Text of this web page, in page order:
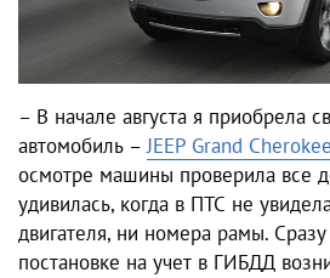
– В начале августа я приобрела
автомобиль –JEEP Grand Cherokee
осмотре машины проверила все
удивилась, когда в ПТС не
двигателя, ни номера рамы.
постановке на учет в ГИБДД